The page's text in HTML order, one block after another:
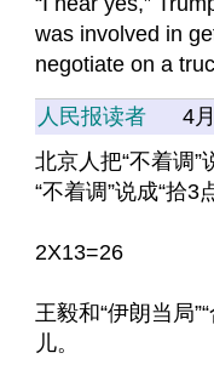
was involved in
negotiate on a
人民报读者 4
北京人把“不着调”
“不着调”说成“拾3
2X13=26
王毅和“伊朗当局
儿。